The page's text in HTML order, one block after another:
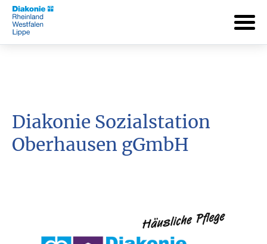
Diakonie Sozialstation
Oberhausen gGmbH